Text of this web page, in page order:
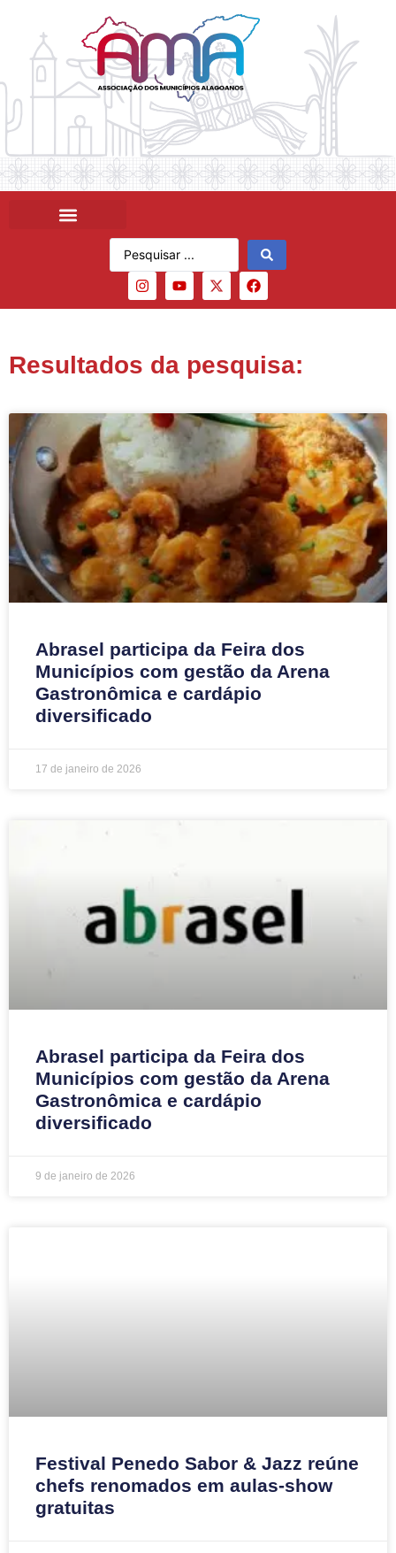
Resultados da pesquisa:
Abrasel participa da Feira dos
Municípios com gestão da Arena
Gastronômica e cardápio
diversificado
17 de janeiro de 2026
Abrasel participa da Feira dos
Municípios com gestão da Arena
Gastronômica e cardápio
diversificado
9 de janeiro de 2026
Festival Penedo Sabor & Jazz reúne
chefs renomados em aulas-show
gratuitas